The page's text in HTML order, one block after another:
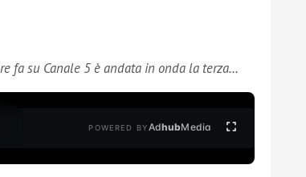
fa su Canale 5 è andata in onda la terza…
POWERED BYAdhubMedia